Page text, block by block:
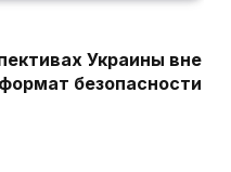
Украины вне
безопасности